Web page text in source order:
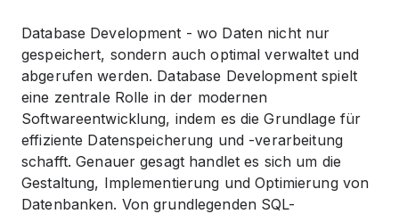
Database Development - wo Daten nicht nur
gespeichert, sondern auch optimal verwaltet und
abgerufen werden. Database Development spielt
eine zentrale Rolle in der modernen
Softwareentwicklung, indem es die Grundlage für
effiziente Datenspeicherung und -verarbeitung
schafft. Genauer gesagt handlet es sich um die
Gestaltung, Implementierung und Optimierung von
Datenbanken. Von grundlegenden SQL-